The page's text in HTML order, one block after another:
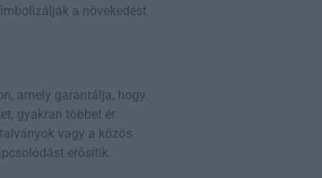
a növekedést
amely garantálja, hogy
gyakran többet ér
vagy a közös
erősítik.